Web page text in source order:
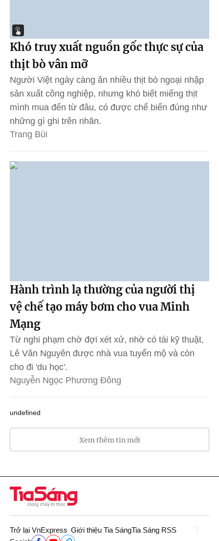
Khó truy xuất nguồn gốc thực sự của
thịt bò vân mỡ
Người Việt ngày càng ăn nhiều thịt bò ngoại nhập
sản xuất công nghiệp, nhưng khó biết miếng thịt
mình mua đến từ đâu, có được chế biến đúng như
những gì ghi trên nhãn.
Trang Bùi
Hành trình lạ thường của người thị
vệ chế tạo máy bơm cho vua Minh
Mạng
Từ nghi phạm chờ đợi xét xử, nhờ có tài kỹ thuật,
Lê Văn Nguyên được nhà vua tuyển mộ và còn
cho đi 'du học'.
Nguyễn Ngọc Phương Đông
undefined
Xem thêm tin mới
Trở lại VnExpress Giới thiệu Tia SángTia Sáng RSS